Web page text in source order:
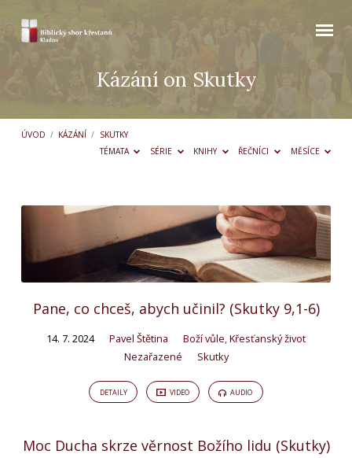
Kázání on Skutky
ÚVOD / KÁZÁNÍ / SKUTKY
TÉMATA
SÉRIE KNIHY ŘEČNÍCI MĚSÍCE
Kázání
Skutky
Pane, co chceš, abych učinil? (Skutky 9,1-6)
14. 7. 2024 Pavel Štětina Boží vůle Křesťanský život
Nezařazené
Skutky
DETAILY VIDEO AUDIO
Moc Ducha skrze věrnost Božího lidu (Skutky)